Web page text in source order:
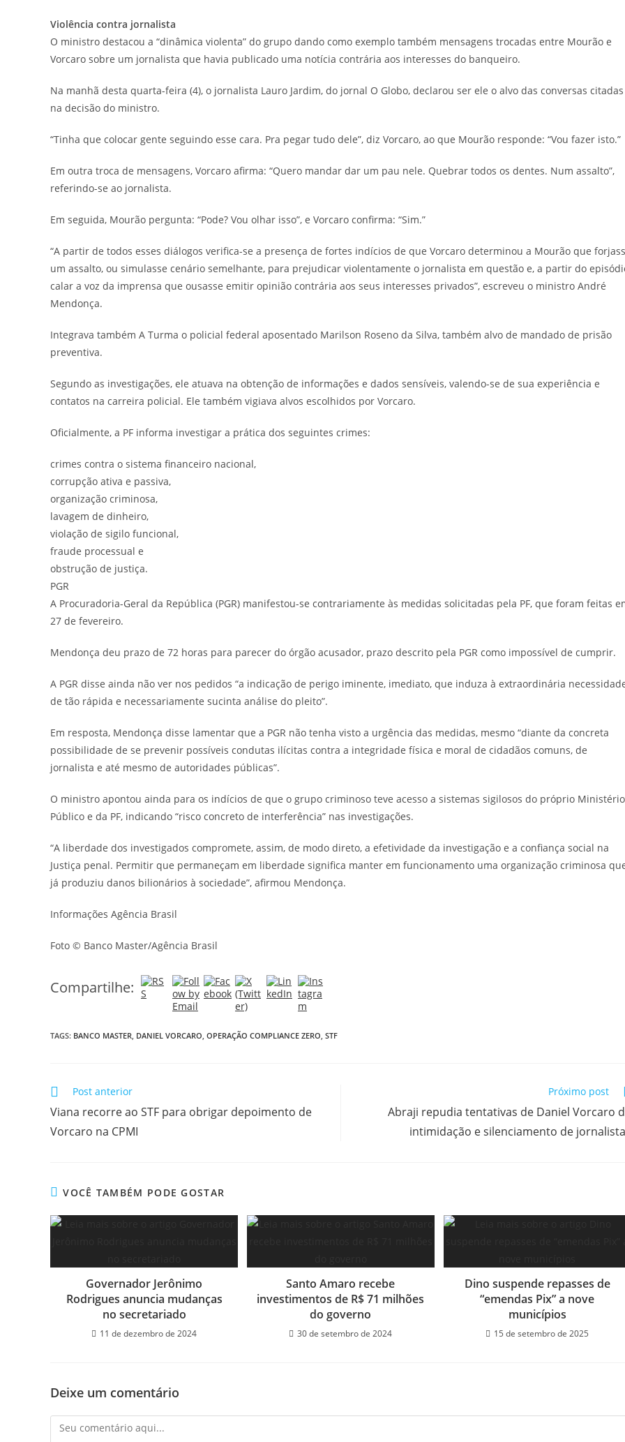
Violência contra jornalista
O ministro destacou a “dinâmica violenta” do grupo dando como exemplo também mensagens trocadas entre Mourão e
Vorcaro sobre um jornalista que havia publicado uma notícia contrária aos interesses do banqueiro.
Na manhã desta quarta-feira (4), o jornalista Lauro Jardim, do jornal O Globo, declarou ser ele o alvo das conversas citadas
na decisão do ministro.
“Tinha que colocar gente seguindo esse cara. Pra pegar tudo dele”, diz Vorcaro, ao que Mourão responde: “Vou fazer isto.”
Em outra troca de mensagens, Vorcaro afirma: “Quero mandar dar um pau nele. Quebrar todos os dentes. Num assalto”,
referindo-se ao jornalista.
Em seguida, Mourão pergunta: “Pode? Vou olhar isso”, e Vorcaro confirma: “Sim.”
“A partir de todos esses diálogos verifica-se a presença de fortes indícios de que Vorcaro determinou a Mourão que
um assalto, ou simulasse cenário semelhante, para prejudicar violentamente o jornalista em questão e, a partir do
calar a voz da imprensa que ousasse emitir opinião contrária aos seus interesses privados”, escreveu o ministro André
Mendonça.
Integrava também A Turma o policial federal aposentado Marilson Roseno da Silva, também alvo de mandado de prisão
preventiva.
Segundo as investigações, ele atuava na obtenção de informações e dados sensíveis, valendo-se de sua experiência e
contatos na carreira policial. Ele também vigiava alvos escolhidos por Vorcaro.
Oficialmente, a PF informa investigar a prática dos seguintes crimes:
crimes contra o sistema financeiro nacional,
corrupção ativa e passiva,
organização criminosa,
lavagem de dinheiro,
violação de sigilo funcional,
fraude processual e
obstrução de justiça.
PGR
A Procuradoria-Geral da República (PGR) manifestou-se contrariamente às medidas solicitadas pela PF, que foram feitas
27 de fevereiro.
Mendonça deu prazo de 72 horas para parecer do órgão acusador, prazo descrito pela PGR como impossível de cumprir.
A PGR disse ainda não ver nos pedidos “a indicação de perigo iminente, imediato, que induza à extraordinária
de tão rápida e necessariamente sucinta análise do pleito”.
Em resposta, Mendonça disse lamentar que a PGR não tenha visto a urgência das medidas, mesmo “diante da concreta
possibilidade de se prevenir possíveis condutas ilícitas contra a integridade física e moral de cidadãos comuns, de
jornalista e até mesmo de autoridades públicas”.
O ministro apontou ainda para os indícios de que o grupo criminoso teve acesso a sistemas sigilosos do próprio Ministério
Público e da PF, indicando “risco concreto de interferência” nas investigações.
“A liberdade dos investigados compromete, assim, de modo direto, a efetividade da investigação e a confiança social na
Justiça penal. Permitir que permaneçam em liberdade significa manter em funcionamento uma organização criminosa
já produziu danos bilionários à sociedade”, afirmou Mendonça.
Informações Agência Brasil
Foto © Banco Master/Agência Brasil
Compartilhe:
TAGS: BANCO MASTER DANIEL VORCARO OPERAÇÃO COMPLIANCE ZERO STF
Post anterior
Viana recorre ao STF para obrigar depoimento de
Vorcaro na CPMI
Próximo post
Abraji repudia tentativas de Daniel Vorcaro
intimidação e silenciamento de
VOCÊ TAMBÉM PODE GOSTAR
Governador Jerônimo
Rodrigues anuncia mudanças
no secretariado
11 de dezembro de 2024
Santo Amaro recebe
investimentos de R$ 71 milhões
do governo
30 de setembro de 2024
Dino suspende repasses de
“emendas Pix” a nove
municípios
15 de setembro de 2025
Deixe um comentário